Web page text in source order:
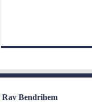
Rav Bendrihem